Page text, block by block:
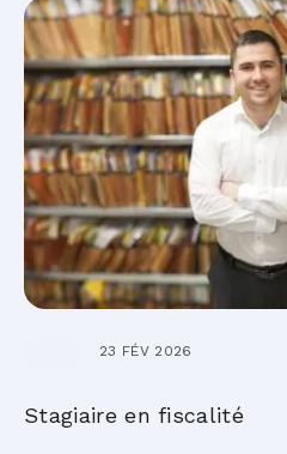
23 FÉV 2026
Stagiaire en fiscalité